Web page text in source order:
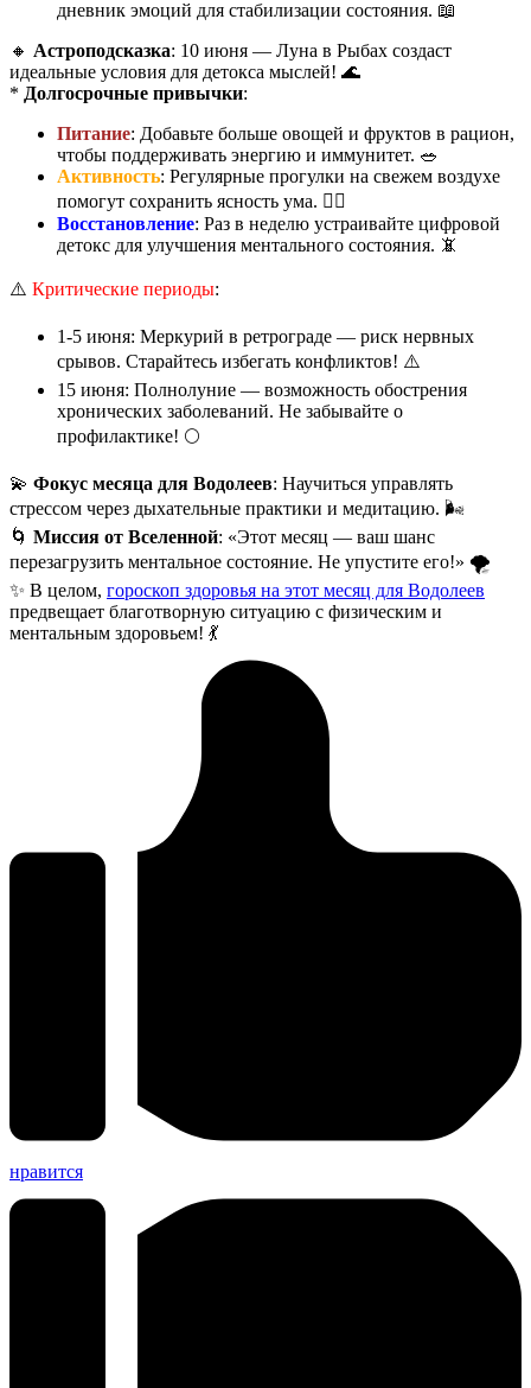
дневник эмоций для стабилизации состояния. 📖
🔸 Астроподсказка: 10 июня — Луна в Рыбах создаст
идеальные условия для детокса мыслей! 🌊
* Долгосрочные привычки:
Питание: Добавьте больше овощей и фруктов в рацион,
чтобы поддерживать энергию и иммунитет. 🥗
Активность: Регулярные прогулки на свежем воздухе
помогут сохранить ясность ума. 🚶‍♂️
Восстановление: Раз в неделю устраивайте цифровой
детокс для улучшения ментального состояния. 📵
⚠️ Критические периоды:
1-5 июня: Меркурий в ретрограде — риск нервных
срывов. Старайтесь избегать конфликтов! ⚠️
15 июня: Полнолуние — возможность обострения
хронических заболеваний. Не забывайте о
профилактике! 🌕
💫 Фокус месяца для Водолеев: Научиться управлять
стрессом через дыхательные практики и медитацию. 🌬️
🌀 Миссия от Вселенной: «Этот месяц — ваш шанс
перезагрузить ментальное состояние. Не упустите его!» 🌪️
✨ В целом, гороскоп здоровья на этот месяц для Водолеев
предвещает благотворную ситуацию с физическим и
ментальным здоровьем! 💃
нравится